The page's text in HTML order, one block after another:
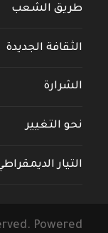
طريق الشعب
الثقافة الجديدة
الشرارة
نحو التغيير
التيار
Powered